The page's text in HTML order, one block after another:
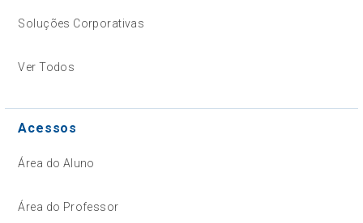
Soluções Corporativas
Ver Todos
Acessos
Área do Aluno
Área do Professor